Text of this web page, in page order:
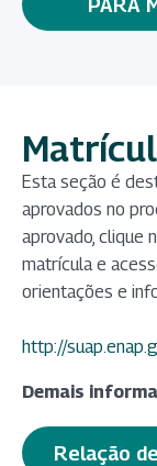
PARA
Esta seção é
aprovados no
aprovado, clique
matrícula e
orientações e
http://
Demais
Relação